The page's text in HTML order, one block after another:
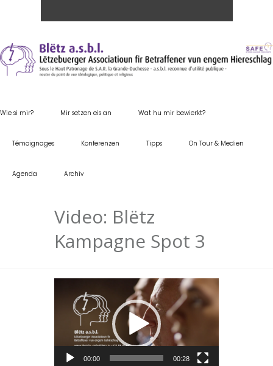
Wie si mir? Mir setzen eis an Wat hu mir bewierkt?
Témoignages Konferenzen Tipps On Tour & Medien
Agenda Archiv
Video: Blëtz
Kampagne Spot 3
Player
00:00 00:28